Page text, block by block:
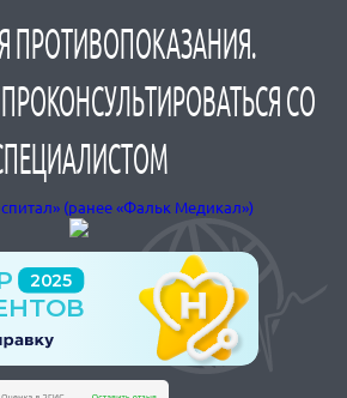
ПРОТИВОПОКАЗАНИЯ.
СО
(ранее «Фальк Медикал»)